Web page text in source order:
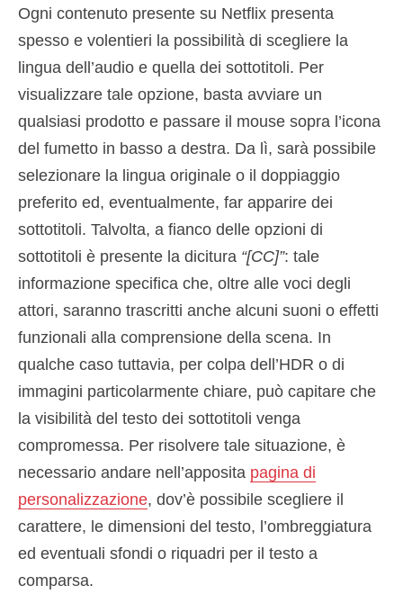
Ogni contenuto presente su Netflix presenta
spesso e volentieri la possibilità di scegliere la
lingua dell’audio e quella dei sottotitoli. Per
visualizzare tale opzione, basta avviare un
qualsiasi prodotto e passare il mouse sopra l’icona
del fumetto in basso a destra. Da lì, sarà possibile
selezionare la lingua originale o il doppiaggio
preferito ed, eventualmente, far apparire dei
sottotitoli. Talvolta, a fianco delle opzioni di
sottotitoli è presente la dicitura “[CC]”: tale
informazione specifica che, oltre alle voci degli
attori, saranno trascritti anche alcuni suoni o effetti
funzionali alla comprensione della scena. In
qualche caso tuttavia, per colpa dell’HDR o di
immagini particolarmente chiare, può capitare che
la visibilità del testo dei sottotitoli venga
compromessa. Per risolvere tale situazione, è
necessario andare nell’apposita pagina di
personalizzazione, dov’è possibile scegliere il
carattere, le dimensioni del testo, l’ombreggiatura
ed eventuali sfondi o riquadri per il testo a
comparsa.